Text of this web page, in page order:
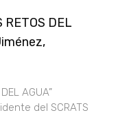
RETOS DEL
AGUA”
del SCRATS